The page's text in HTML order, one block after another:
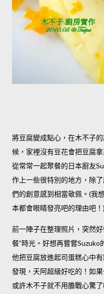
將豆腐變成點心，在木不子
候，家裡沒有豆花會把豆腐
從常常一起聚餐的日本廚友
作上一些很特別的地方，除
們的創意感到相當敬佩。 (我
本都會眼睛發亮吧的理由吧！ )
前一陣子在整理照片，突然
餐”時光。好想再嘗嘗Suzuko
他把豆腐放進起司蛋糕心中
發現，天阿超級好吃的！如
或許木不子就不用膽戰心驚